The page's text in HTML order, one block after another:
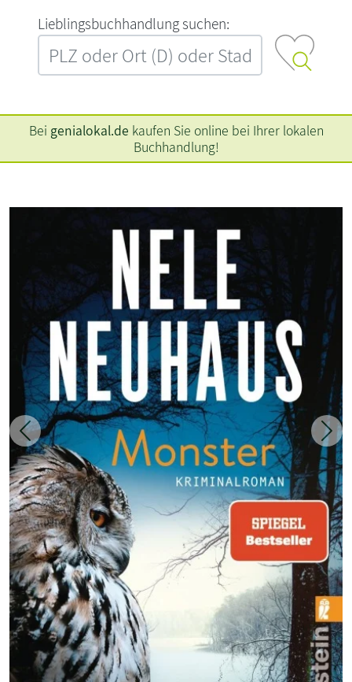
L‍i‍e‍b‍l‍i‍n‍g‍s‍b‍u‍c‍h‍h‍a‍n‍d‍l‍u‍n‍g‍ ‍s‍u‍c‍h‍e‍n‍:‍
Bei genialokal.de kaufen Sie online bei Ihrer lokalen
Buchhandlung!
Zurück